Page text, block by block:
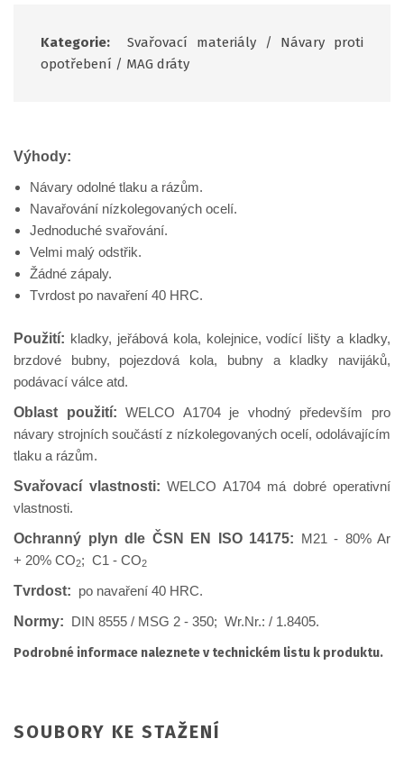
Kategorie: Svařovací materiály /
Návary proti
opotřebení / MAG dráty
Výhody:
Návary odolné tlaku a rázům.
Navařování nízkolegovaných ocelí.
Jednoduché svařování.
Velmi malý odstřik.
Žádné zápaly.
Tvrdost po navaření 40 HRC.
Použití: kladky, jeřábová kola, kolejnice, vodící lišty a kladky,
brzdové bubny, pojezdová kola, bubny a kladky navijáků,
podávací válce atd.
Oblast použití: WELCO A1704 je vhodný především pro
návary strojních součástí z nízkolegovaných ocelí, odolávajícím
tlaku a rázům.
Svařovací vlastnosti: WELCO A1704 má dobré operativní
vlastnosti.
Ochranný plyn dle ČSN EN ISO 14175: M21 - 80% Ar
+ 20% CO2; C1 - CO2
Tvrdost: po navaření 40 HRC.
Normy: DIN 8555 / MSG 2 - 350; Wr.Nr.: / 1.8405.
Podrobné informace naleznete v technickém listu k produktu.
SOUBORY KE STAŽENÍ